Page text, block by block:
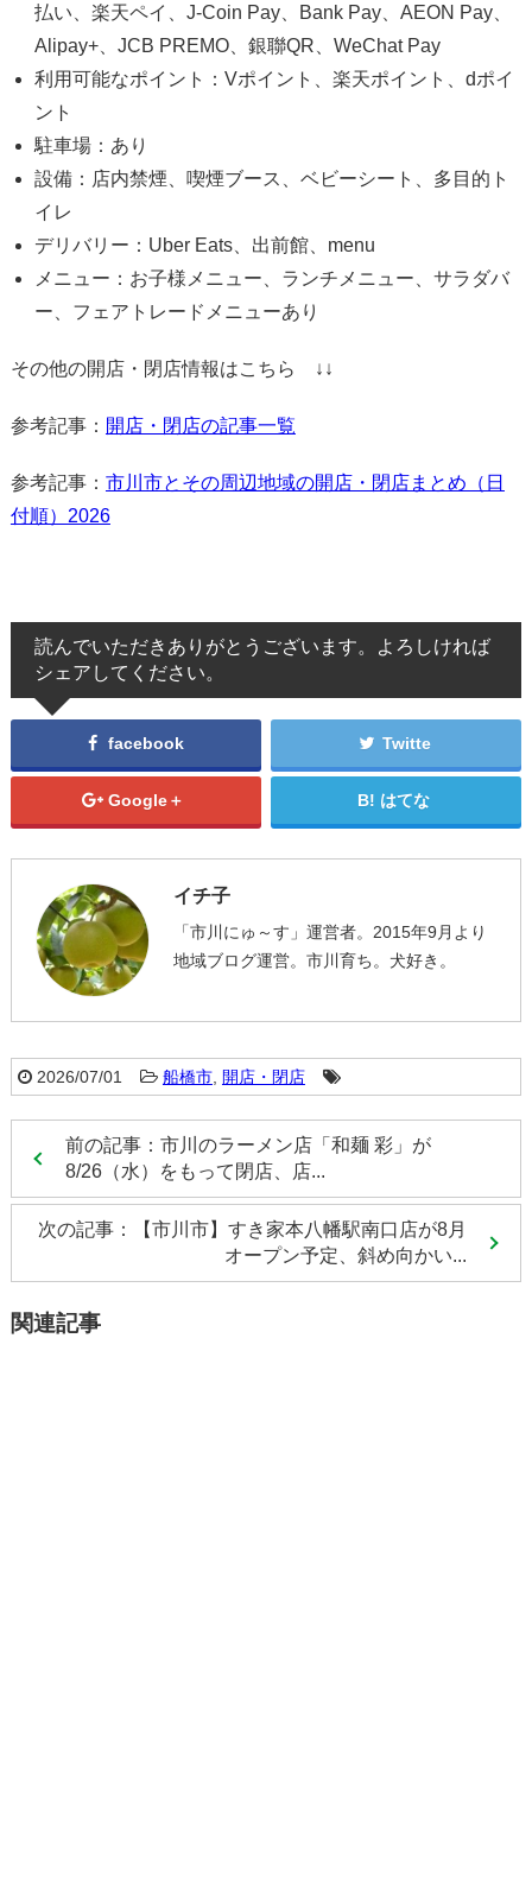
払い、楽天ペイ、J-Coin Pay、Bank Pay、AEON Pay、
Alipay+、JCB PREMO、銀聯QR、WeChat Pay
利用可能なポイント：Vポイント、楽天ポイント、dポイ
ント
駐車場：あり
設備：店内禁煙、喫煙ブース、ベビーシート、多目的ト
イレ
デリバリー：Uber Eats、出前館、menu
メニュー：お子様メニュー、ランチメニュー、サラダバ
ー、フェアトレードメニューあり
その他の開店・閉店情報はこちら ↓↓
参考記事： 開店・閉店の記事一覧
参考記事： 市川市とその周辺地域の開店・閉店まとめ（日
付順）2026
読んでいただきありがとうございます。よろしければ
シェアしてください。
facebook Twitte
Google＋ はてな
イチ子
「市川にゅ～す」運営者。2015年9月より
地域ブログ運営。市川育ち。犬好き。
2026/07/01 船橋市, 開店・閉店
前の記事：市川のラーメン店「和麺 彩」が
8/26（水）をもって閉店、店...
次の記事：【市川市】すき家本八幡駅南口店が8月
オープン予定、斜め向かい...
関連記事